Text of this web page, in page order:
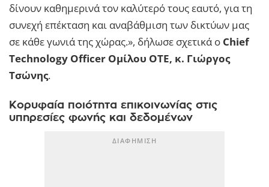
δίνουν καθημερινά τον καλύτερό τους εαυτό, για τη
συνεχή επέκταση και αναβάθμιση των δικτύων μας
σε κάθε γωνιά της χώρας.», δήλωσε σχετικά o Chief
Technology Officer Ομίλου ΟΤΕ, κ. Γιώργος
Τσώνης.
Κορυφαία ποιότητα επικοινωνίας στις
υπηρεσίες φωνής και δεδομένων